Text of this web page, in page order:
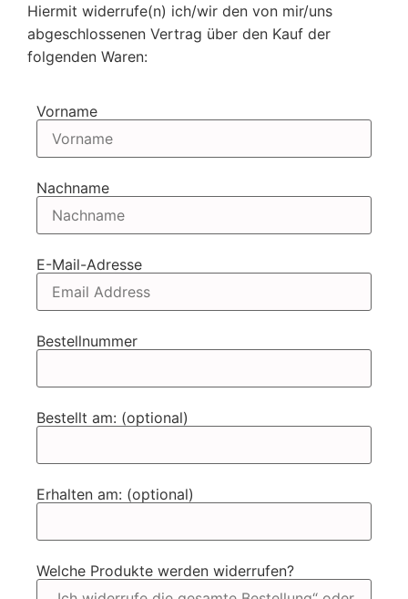
Hiermit widerrufe(n) ich/wir den von mir/uns
abgeschlossenen Vertrag über den Kauf der
folgenden Waren:
Vorname
Nachname
E-Mail-Adresse
Bestellnummer
Bestellt am: (optional)
Erhalten am: (optional)
Welche Produkte werden widerrufen?